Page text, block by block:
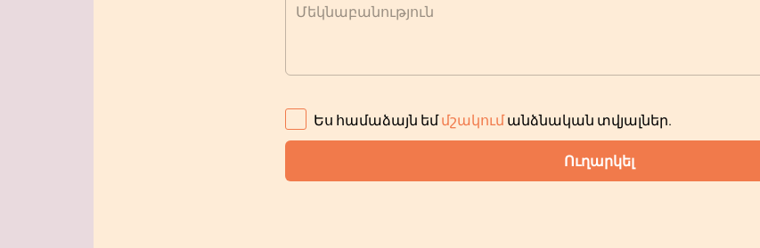
Մեկնաբանություն
Ես համաձայն եմմշակումանձնական տվյալներ.
Ուղարկել